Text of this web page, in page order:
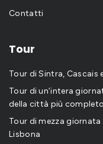
Contatti
Tour
Tour di Sintra, Cascais
Tour di un’intera
della città più completo
Tour di mezza
Lisbona